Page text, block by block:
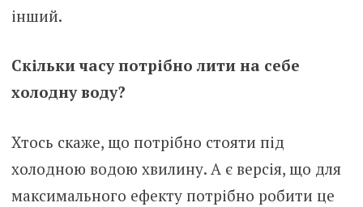
інший.
Скільки часу потрібно лити на себе
холодну воду?
Хтось скаже, що потрібно стояти під
холодною водою хвилину. А є версія, що для
максимального ефекту потрібно робити це